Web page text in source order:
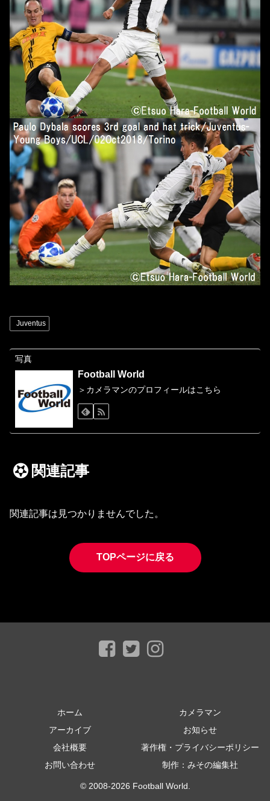
Juventus
写真
Football World
＞カメラマンのプロフィールはこちら
関連記事
関連記事は見つかりませんでした。
TOPページに戻る
ホーム
カメラマン
アーカイブ
お知らせ
会社概要
著作権・プライバシーポリシー
お問い合わせ
制作：みその編集社
© 2008-2026 Football World.